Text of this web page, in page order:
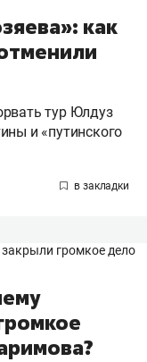
как
тур Юлдуз
и «путинского